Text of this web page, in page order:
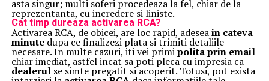
asta singur; multi soferi procedeaza la fel, chiar de la
reprezentanta, cu incredere si liniste.
Cat timp dureaza activarea RCA?
Activarea RCA, de obicei, are loc rapid, adeseain cateva
minutedupa ce finalizezi plata si trimiti detaliile
necesare. In multe cazuri, iti vei primipolita prin email
chiar imediat, astfel incat sa poti pleca cu impresia ca
dealerulse simte pregatit si acoperit. Totusi, pot exista